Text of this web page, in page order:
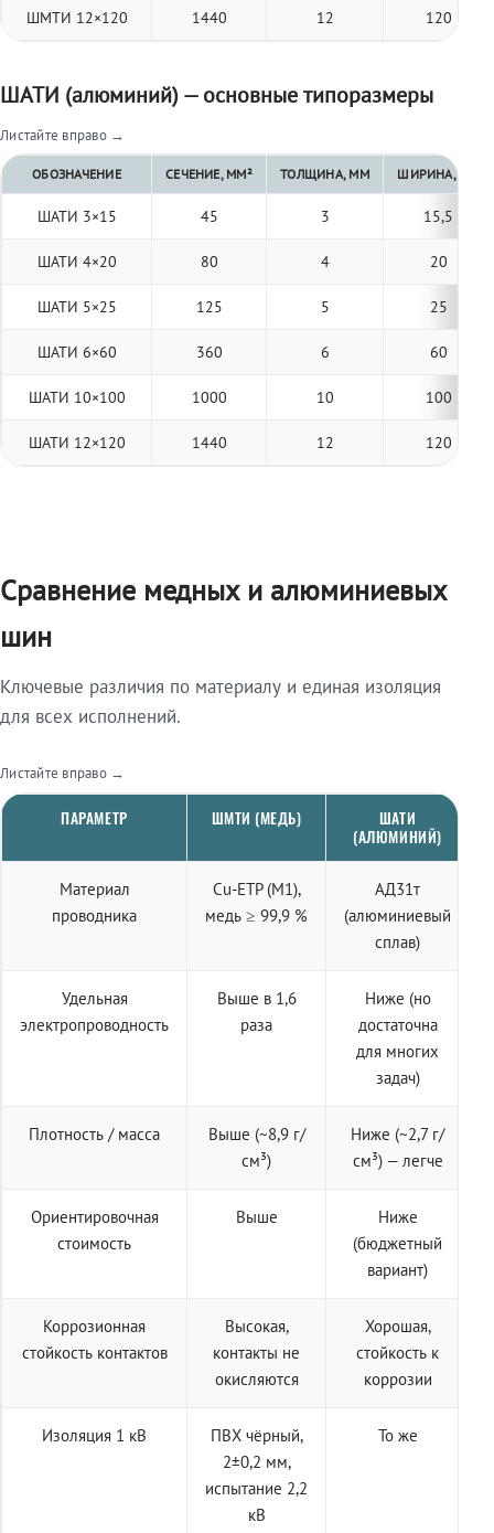
ШМТИ 12×120 1440 12 120
ШАТИ (алюминий) — основные типоразмеры
Листайте вправо →
ОБОЗНАЧЕНИЕ СЕЧЕНИЕ, ММ² ТОЛЩИНА, ММ ШИРИНА, ММ
ШАТИ 3×15 45 3 15,5
ШАТИ 4×20 80 4 20
ШАТИ 5×25 125 5 25
ШАТИ 6×60 360 6 60
ШАТИ 10×100 1000 10 100
ШАТИ 12×120 1440 12 120
Сравнение медных и алюминиевых
шин
Ключевые различия по материалу и единая изоляция
для всех исполнений.
Листайте вправо →
ПАРАМЕТР ШМТИ (МЕДЬ)
ШАТИ
(АЛЮМИНИЙ)
Материал
проводника
Cu-ETP (M1),
медь ≥ 99,9 %
АД31т
(алюминиевый
сплав)
Удельная
электропроводность
Выше в 1,6
раза
Ниже (но
достаточна
для многих
задач)
Плотность / масса
Выше (~8,9 г/
см³)
Ниже (~2,7 г/
см³) — легче
Ориентировочная
стоимость
Выше
Ниже
(бюджетный
вариант)
Коррозионная
стойкость контактов
Высокая,
контакты не
окисляются
Хорошая,
стойкость к
коррозии
Изоляция 1 кВ
ПВХ чёрный,
2±0,2 мм,
испытание 2,2
кВ
То же